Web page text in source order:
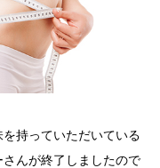
持っていただいている
んが終了しましたので